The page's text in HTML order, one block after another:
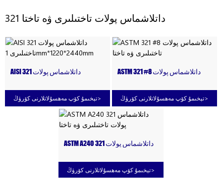
321 داتلاشماس پولات تاختىلىرى ۋە تاختا
AISI 321 داتلاشماس پولات
تېخىمۇ كۆپ مەھسۇلاتلارنى كۆرۈڭ>
ASTM 321 #8 داتلاشماس پولات
تېخىمۇ كۆپ مەھسۇلاتلارنى كۆرۈڭ>
ASTM A240 321 داتلاشماس پولات
تېخىمۇ كۆپ مەھسۇلاتلارنى كۆرۈڭ>